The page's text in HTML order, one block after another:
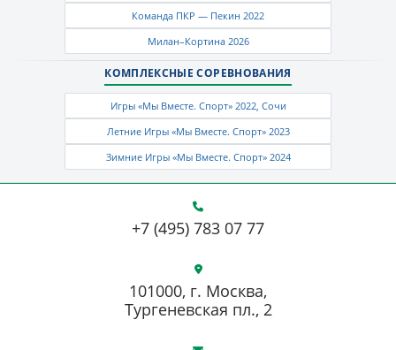
Команда ПКР — Пекин 2022
Милан–Кортина 2026
КОМПЛЕКСНЫЕ СОРЕВНОВАНИЯ
Игры «Мы Вместе. Спорт» 2022, Сочи
Летние Игры «Мы Вместе. Спорт» 2023
Зимние Игры «Мы Вместе. Спорт» 2024
+7 (495) 783 07 77
101000, г. Москва,
Тургеневская пл., 2